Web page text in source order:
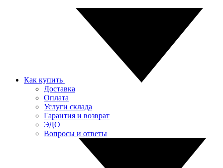
Как купить
Доставка
Оплата
Услуги склада
Гарантия и возврат
ЭДО
Вопросы и ответы